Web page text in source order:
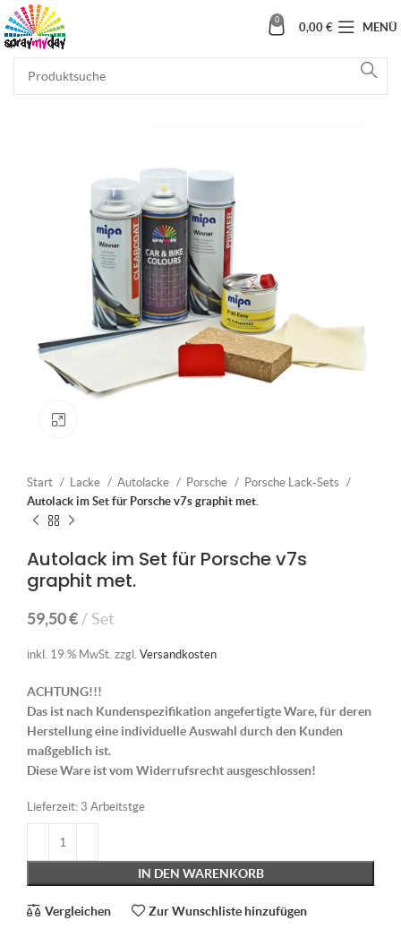
0
0,00 € MENÜ
Start Lacke Autolacke Porsche
Porsche Lack-Sets
Autolack im Set für Porsche v7s graphit met.
Autolack im Set für Porsche v7s
graphit met.
59,50€ Set
inkl. 19 % MwSt. zzgl. Versandkosten
ACHTUNG!!!
Das ist nach Kundenspezifikation angefertigte Ware, für deren
Herstellung eine individuelle Auswahl durch den Kunden
maßgeblich ist.
Diese Ware ist vom Widerrufsrecht ausgeschlossen!
Lieferzeit: 3 Arbeitstge
IN DEN WARENKORB
Vergleichen Zur Wunschliste hinzufügen